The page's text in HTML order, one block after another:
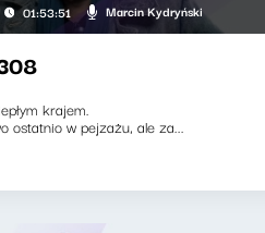
01:53:51 Marcin Kydryński
krajem.
ostatnio w pejzażu, ale za...